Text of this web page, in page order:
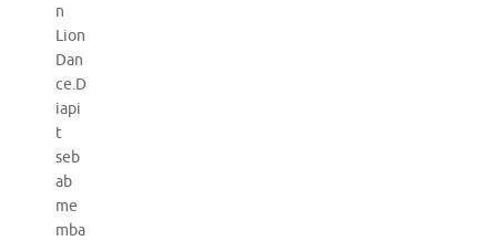
n
Lion
Dan
ce.D
iapi
t
seb
ab
me
mba